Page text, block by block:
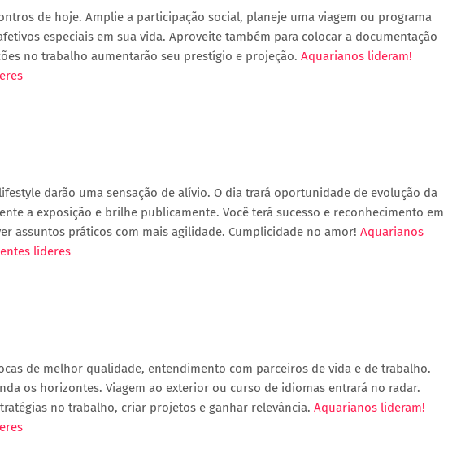
de hoje. Amplie a participação social, planeje uma viagem ou programa
especiais em sua vida. Aproveite também para colocar a documentação
no trabalho aumentarão seu prestígio e projeção. Aquarianos lideram!
darão uma sensação de alívio. O dia trará oportunidade de evolução da
a exposição e brilhe publicamente. Você terá sucesso e reconhecimento em
assuntos práticos com mais agilidade. Cumplicidade no amor! Aquarianos
líderes
de melhor qualidade, entendimento com parceiros de vida e de trabalho.
os horizontes. Viagem ao exterior ou curso de idiomas entrará no radar.
no trabalho, criar projetos e ganhar relevância. Aquarianos lideram!